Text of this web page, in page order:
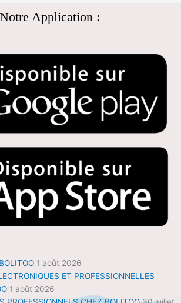
Notre Application :
1 août 2026
ET PROFESSIONNELLES
1 août 2026